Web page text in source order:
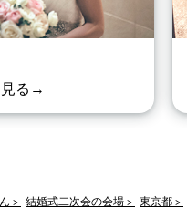
る→
結婚式二次会の会場 東京都